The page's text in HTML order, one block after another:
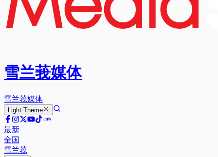
雪兰莪媒体
雪兰莪媒体
Light Theme
最新
全国
雪兰莪